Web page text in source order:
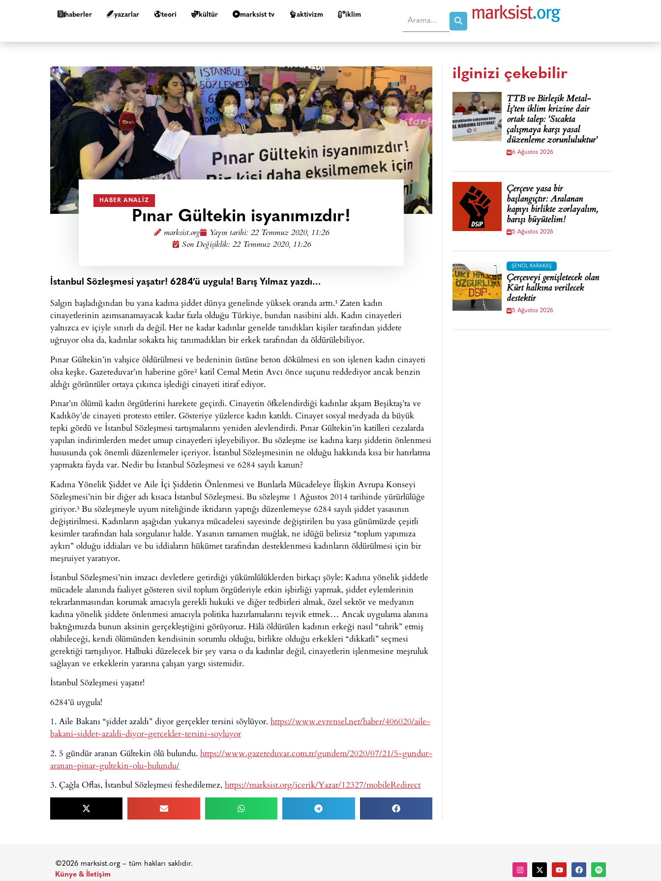
haberler yazarlar teori kültür marksist tv aktivizm i̇klim
HABER ANALIZ
Pınar Gültekin isyanımızdır!
marksist.org Yayın tarihi: 22 Temmuz 2020, 11:26
Son Değişiklik: 22 Temmuz 2020, 11:26
İstanbul Sözleşmesi yaşatır! 6284’ü uygula! Barış Yılmaz yazdı…
Salgın başladığından bu yana kadına şiddet dünya genelinde yüksek oranda arttı.¹ Zaten kadın
cinayetlerinin azımsanamayacak kadar fazla olduğu Türkiye, bundan nasibini aldı. Kadın cinayetleri
yalnızca ev içiyle sınırlı da değil. Her ne kadar kadınlar genelde tanıdıkları kişiler tarafından şiddete
uğruyor olsa da, kadınlar sokakta hiç tanımadıkları bir erkek tarafından da öldürülebiliyor.
Pınar Gültekin’in vahşice öldürülmesi ve bedeninin üstüne beton dökülmesi en son işlenen kadın cinayeti
olsa keşke. Gazeteduvar’ın haberine göre² katil Cemal Metin Avcı önce suçunu reddediyor ancak benzin
aldığı görüntüler ortaya çıkınca işlediği cinayeti itiraf ediyor.
Pınar’ın ölümü kadın örgütlerini harekete geçirdi. Cinayetin öfkelendirdiği kadınlar akşam Beşiktaş’ta ve
Kadıköy’de cinayeti protesto ettiler. Gösteriye yüzlerce kadın katıldı. Cinayet sosyal medyada da büyük
tepki gördü ve İstanbul Sözleşmesi tartışmalarını yeniden alevlendirdi. Pınar Gültekin’in katilleri cezalarda
yapılan indirimlerden medet umup cinayetleri işleyebiliyor. Bu sözleşme ise kadına karşı şiddetin önlenmesi
hususunda çok önemli düzenlemeler içeriyor. İstanbul Sözleşmesinin ne olduğu hakkında kısa bir hatırlatma
yapmakta fayda var. Nedir bu İstanbul Sözleşmesi ve 6284 sayılı kanun?
Kadına Yönelik Şiddet ve Aile İçi Şiddetin Önlenmesi ve Bunlarla Mücadeleye İlişkin Avrupa Konseyi
Sözleşmesi’nin bir diğer adı kısaca İstanbul Sözleşmesi. Bu sözleşme 1 Ağustos 2014 tarihinde yürürlülüğe
giriyor.³ Bu sözleşmeyle uyum niteliğinde iktidarın yaptığı düzenlemeyse 6284 sayılı şiddet yasasının
değiştirilmesi. Kadınların aşağıdan yukarıya mücadelesi sayesinde değiştirilen bu yasa günümüzde çeşitli
kesimler tarafından hala sorgulanır halde. Yasanın tamamen muğlak, ne idüğü belirsiz “toplum yapımıza
aykırı” olduğu iddiaları ve bu iddiaların hükümet tarafından desteklenmesi kadınların öldürülmesi için bir
meşruiyet yaratıyor.
İstanbul Sözleşmesi’nin imzacı devletlere getirdiği yükümlülüklerden birkaçı şöyle: Kadına yönelik şiddetle
mücadele alanında faaliyet gösteren sivil toplum örgütleriyle etkin işbirliği yapmak, şiddet eylemlerinin
tekrarlanmasından korumak amacıyla gerekli hukuki ve diğer tedbirleri almak, özel sektör ve medyanın
kadına yönelik şiddete önlenmesi amacıyla politika hazırlamalarını teşvik etmek… Ancak uygulama alanına
baktığımızda bunun aksinin gerçekleştiğini görüyoruz. Hâlâ öldürülen kadının erkeği nasıl “tahrik” etmiş
olabileceği, kendi ölümünden kendisinin sorumlu olduğu, birlikte olduğu erkekleri “dikkatli” seçmesi
gerektiği tartışılıyor. Halbuki düzelecek bir şey varsa o da kadınlar değil, cinayetlerin işlenmesine meşruluk
sağlayan ve erkeklerin yararına çalışan yargı sistemidir.
İstanbul Sözleşmesi yaşatır!
6284’ü uygula!
1. Aile Bakanı “şiddet azaldı” diyor gerçekler tersini söylüyor. https://www.evrensel.net/haber/406020/aile-
bakani-siddet-azaldi-diyor-gercekler-tersini-soyluyor
2. 5 gündür aranan Gültekin ölü bulundu. https://www.gazeteduvar.com.tr/gundem/2020/07/21/5-gundur-
aranan-pinar-gultekin-olu-bulundu/
3. Çağla Oflas, İstanbul Sözleşmesi feshedilemez, https://marksist.org/icerik/Yazar/12327/mobileRedirect
ilginizi çekebilir
TTB ve Birleşik Metal-
İş'ten iklim krizine dair
ortak talep: 'Sıcakta
çalışmaya karşı yasal
düzenleme zorunluluktur'
6 Ağustos 2026
Çerçeve yasa bir
başlangıçtır: Aralanan
kapıyı birlikte zorlayalım,
barışı büyütelim!
5 Ağustos 2026
ŞENOL KARAKAŞ
Çerçeveyi genişletecek olan
Kürt halkına verilecek
destektir
5 Ağustos 2026
©2026 marksist.org – tüm hakları saklıdır.
Künye & İletişim